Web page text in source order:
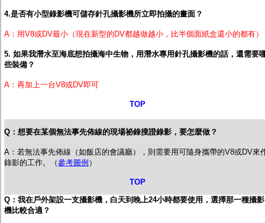
4.是否有小型錄影機可儲存針孔攝影機所立即拍攝的畫面？
A：用V8或DV最小（現在新型的DV都越做越小，比半個面紙盒還小的都有）
5. 如果我潛水至海底想拍攝海中生物，用潛水專用針孔攝影機的話，還需要
些裝備？
A：再加上一台V8或DV即可
TOP
Q：想要在某個無法事先佈線的現場祕錄搜證錄影，要怎麼做？
A：若無法事先佈線（如飯店的會議廳），則需要用可隨身攜帶的V8或DV來
錄影的工作。（參考圖例 ）
TOP
Q：我在戶外架設一支攝影機，白天到晚上24小時都要使用，選擇那一種攝影
機比較合適？